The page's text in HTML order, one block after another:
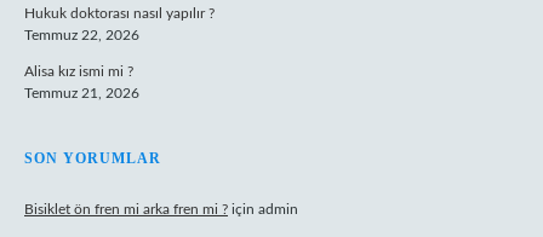
Hukuk doktorası nasıl yapılır ?
Temmuz 22, 2026
Alisa kız ismi mi ?
Temmuz 21, 2026
SON YORUMLAR
Bisiklet ön fren mi arka fren mi ? için admin